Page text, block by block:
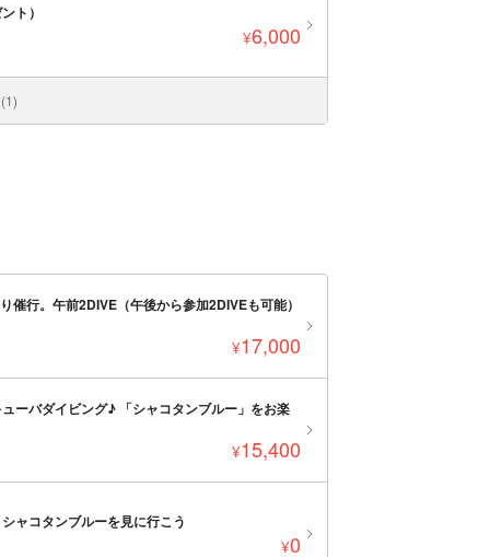
ト）
¥6,000
行。午前2DIVE（午後から参加2DIVEも可能）
¥17,000
ーバダイビング♪ 「シャコタンブルー」をお楽
¥15,400
ャコタンブルーを見に行こう
¥0